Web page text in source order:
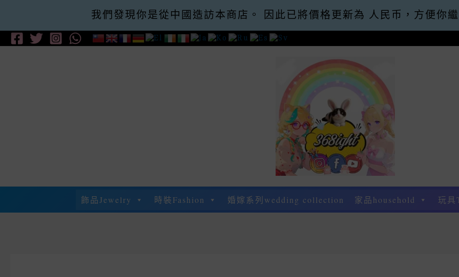
購滿$300即減$30運費 優惠碼Promo Code: Free
Skip
To
飾品Jewelry 時裝Fashion 婚嫁系列wedding collection 家品household 玩具
我們發現你是從中國造訪本商店。 因此已將價格更新為 人民币，方便你